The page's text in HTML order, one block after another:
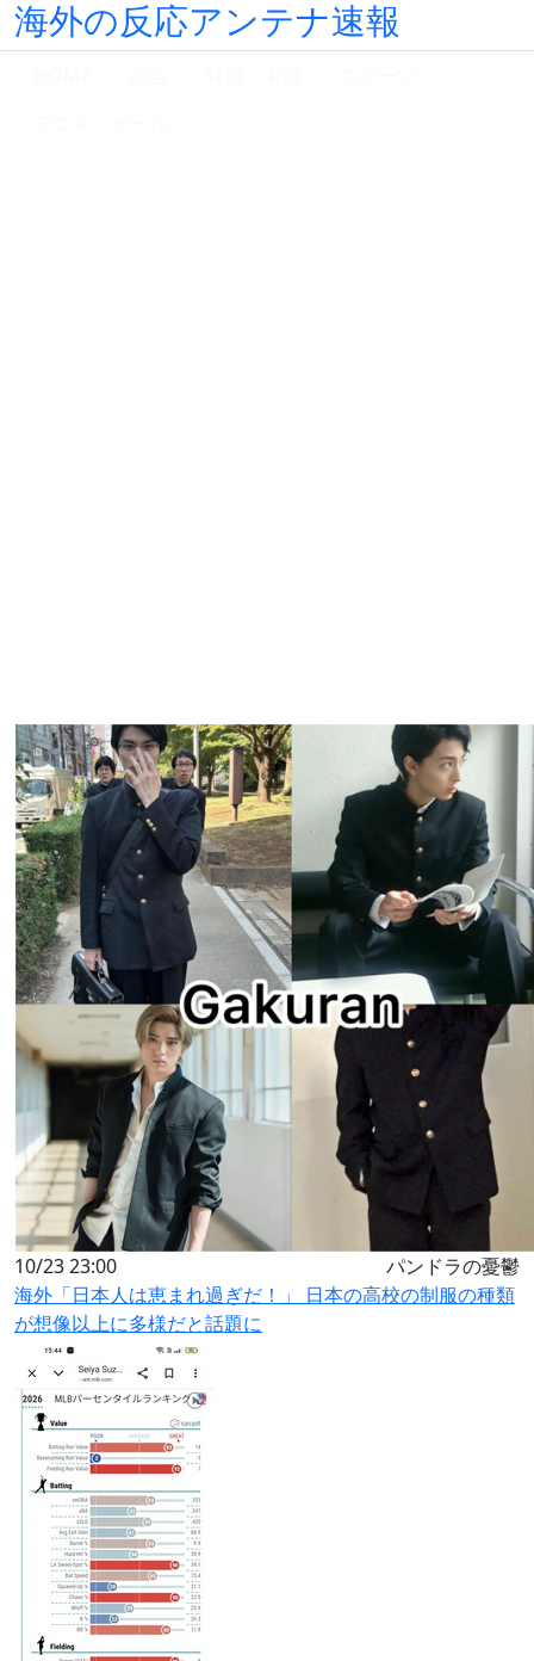
海外の反応アンテナ速報
10/23 23:00
パンドラの憂鬱
海外「日本人は恵まれ過ぎだ！」 日本の高校の制服の種類
が想像以上に多様だと話題に